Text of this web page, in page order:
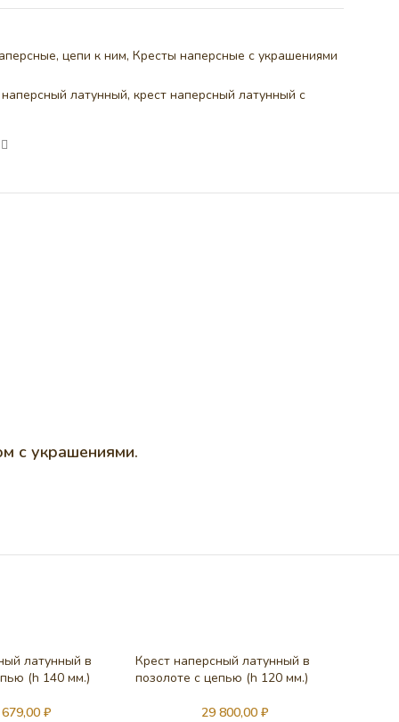
цепи к ним, Кресты наперсные с украшениями
наперсный латунный, крест наперсный латунный с
с украшениями.
латунный в
(h 140 мм.)
₽
Крест наперсный латунный в
позолоте c цепью (h 120 мм.)
29 800,00₽